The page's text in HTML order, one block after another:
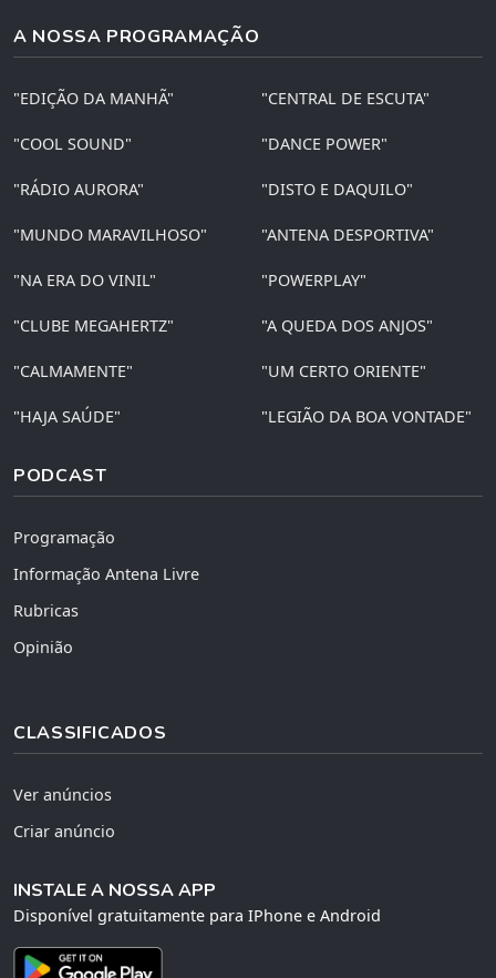
A NOSSA PROGRAMAÇÃO
"EDIÇÃO DA MANHÃ" "CENTRAL DE ESCUTA"
"COOL SOUND" "DANCE POWER"
"RÁDIO AURORA" "DISTO E DAQUILO"
"MUNDO MARAVILHOSO" "ANTENA DESPORTIVA"
"NA ERA DO VINIL" "POWERPLAY"
"CLUBE MEGAHERTZ" "A QUEDA DOS ANJOS"
"CALMAMENTE" "UM CERTO ORIENTE"
"HAJA SAÚDE" "LEGIÃO DA BOA VONTADE"
PODCAST
Programação
Informação Antena Livre
Rubricas
Opinião
CLASSIFICADOS
Ver anúncios
Criar anúncio
INSTALE A NOSSA APP
Disponível gratuitamente para IPhone e Android